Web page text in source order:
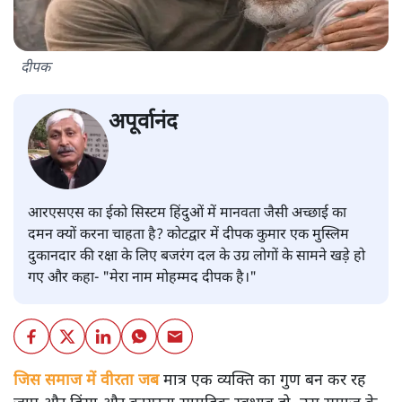
दीपक
अपूर्वानंद
आरएसएस का ईको सिस्टम हिंदुओं में मानवता जैसी अच्छाई का
दमन क्यों करना चाहता है? कोटद्वार में दीपक कुमार एक मुस्लिम
दुकानदार की रक्षा के लिए बजरंग दल के उग्र लोगों के सामने खड़े हो
गए और कहा- "मेरा नाम मोहम्मद दीपक है।"
जिस समाज में वीरता जबमात्र एक व्यक्ति का गुण बन कर रह